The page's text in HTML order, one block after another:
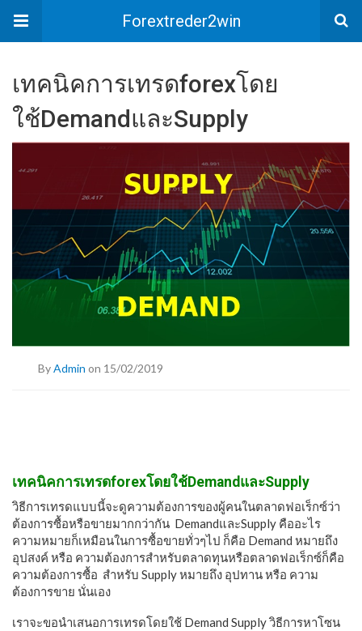
Forextreder2win
เทคนิคการเทรดforexโดย
ใช้DemandและSupply
By Admin on 15/02/2019
เทคนิคการเทรดforexโดยใช้DemandและSupply
วิธีการเทรดแบบนี้จะดูความต้องการของผู้คนในตลาดฟอเร็กซ์ว่า
ต้องการซื้อหรือขายมากกว่ากัน DemandและSupply คืออะไร
ความหมายก็เหมือนในการซื้อขายทั่วๆไป ก็คือ Demand หมายถึง
อุปสงค์ หรือ ความต้องการสำหรับตลาดทุนหรือตลาดฟอเร็กซ์ก็คือ
ความต้องการซื้อ สำหรับ Supply หมายถึง อุปทาน หรือ ความ
ต้องการขาย นั่นเอง
เราจะขอนำเสนอการเทรดโดยใช้ Demand Supply วิธีการหาโซน